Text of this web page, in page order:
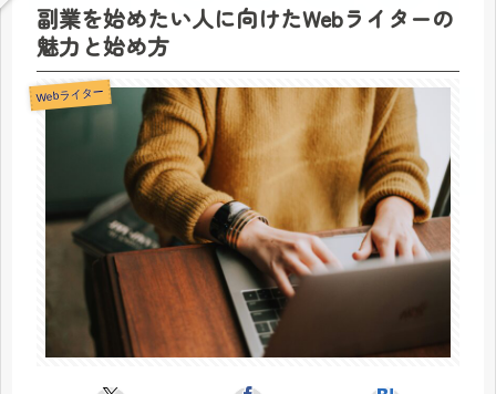
副業を始めたい人に向けたWebライターの
魅力と始め方
Webライター